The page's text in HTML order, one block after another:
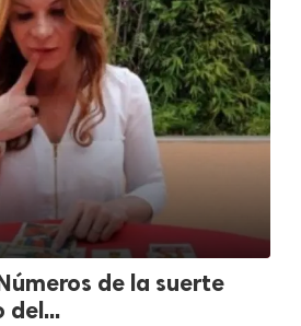
de la suerte
del...